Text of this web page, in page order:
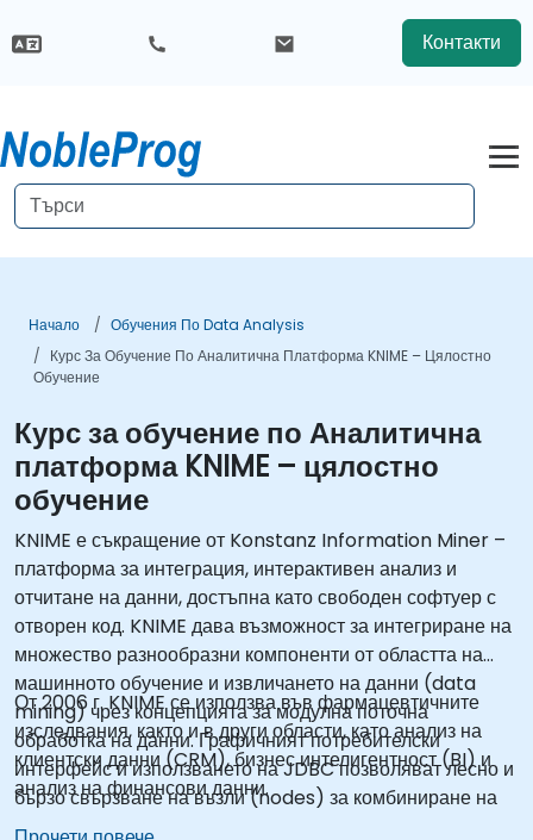
Контакти
Начало
Обучения По Data Analysis
Курс За Обучение По Аналитична Платформа KNIME – Цялостно
Обучение
Курс за обучение по Аналитична
платформа KNIME – цялостно
обучение
KNIME е съкращение от Konstanz Information Miner –
платформа за интеграция, интерактивен анализ и
отчитане на данни, достъпна като свободен софтуер с
отворен код. KNIME дава възможност за интегриране на
множество разнообразни компоненти от областта на
машинното обучение и извличането на данни (data
mining) чрез концепцията за модулна поточна
обработка на данни. Графичният потребителски
интерфейс и използването на JDBC позволяват лесно и
бързо свързване на възли (nodes) за комбиниране на
различни източници на данни, включително процеса на
От 2006 г. KNIME се използва във фармацевтичните
изследвания, както и в други области, като анализ на
клиентски данни (CRM), бизнес интелигентност (BI) и
анализ на финансови данни.